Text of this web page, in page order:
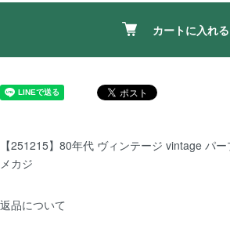
カートに入れる
【251215】80年代 ヴィンテージ vintage パ
メカジ
返品について